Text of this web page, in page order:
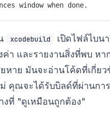
xcodebuild
เปิดไฟล์ไบน
ค่า และรายงานสิ่งที่พบ หา
ยหาย มันจะอ่านโค้ดที่เกี่ย
คุณจะได้รับบิลด์ที่ผ่านกา
งที่ "ดูเหมือนถูกต้อง"